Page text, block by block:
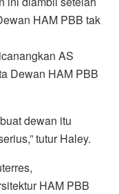
HAM PBB tak
AS
Dewan HAM PBB
dewan itu
tutur Haley.
HAM PBB